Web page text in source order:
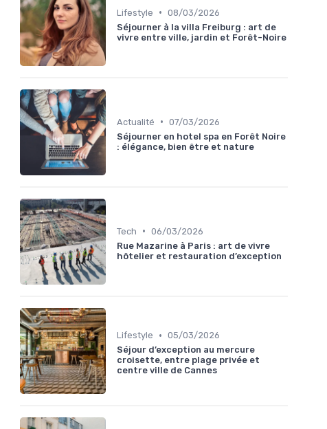
Lifestyle • 08/03/2026
Séjourner à la villa Freiburg : art de
vivre entre ville, jardin et Forêt-Noire
Actualité • 07/03/2026
Séjourner en hotel spa en Forêt Noire
: élégance, bien être et nature
Tech • 06/03/2026
Rue Mazarine à Paris : art de vivre
hôtelier et restauration d’exception
Lifestyle • 05/03/2026
Séjour d’exception au mercure
croisette, entre plage privée et
centre ville de Cannes